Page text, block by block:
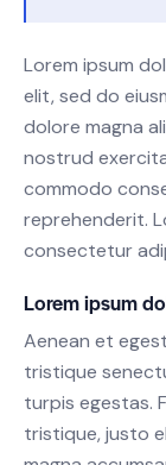
Lorem ipsum
elit, sed do
dolore magna
nostrud
commodo
reprehenderit.
consectetur
Lorem ipsum
Aenean et
tristique
turpis egestas.
tristique, justo